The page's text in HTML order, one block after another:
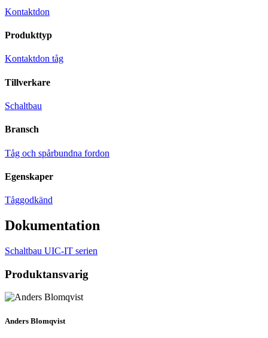
Kontaktdon
Produkttyp
Kontaktdon tåg
Tillverkare
Schaltbau
Bransch
Tåg och spårbundna fordon
Egenskaper
Tåggodkänd
Dokumentation
Schaltbau UIC-IT serien
Produktansvarig
Anders Blomqvist